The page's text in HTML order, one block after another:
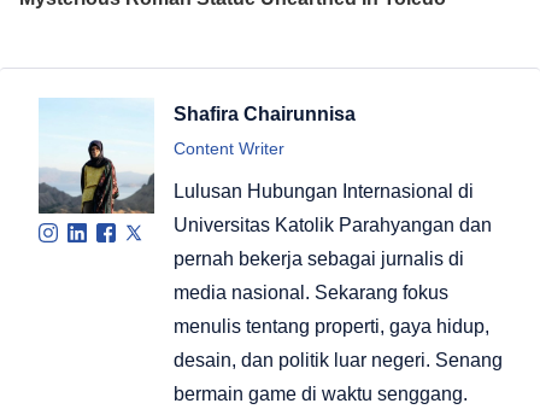
Shafira Chairunnisa
Content Writer
Lulusan Hubungan Internasional di
Universitas Katolik Parahyangan dan
pernah bekerja sebagai jurnalis di
media nasional. Sekarang fokus
menulis tentang properti, gaya hidup,
desain, dan politik luar negeri. Senang
bermain game di waktu senggang.